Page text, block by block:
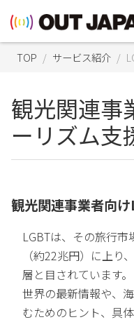
TOP サービス紹介
観光関連事
ーリズム支
観光関連事業者向
LGBTは、その旅行
（約22兆円）に上り
層と目されています。
世界の最新情報や、
むためのヒント、具